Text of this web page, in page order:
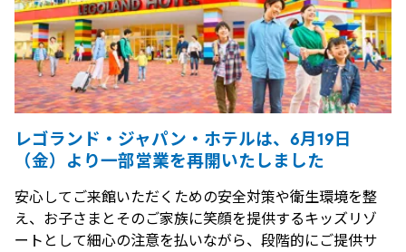
レゴランド・ジャパン・ホテルは、6月19日
（金）より一部営業を再開いたしました
安心してご来館いただくための安全対策や衛生環境を整
え、お子さまとそのご家族に笑顔を提供するキッズリゾ
ートとして細心の注意を払いながら、段階的にご提供サ